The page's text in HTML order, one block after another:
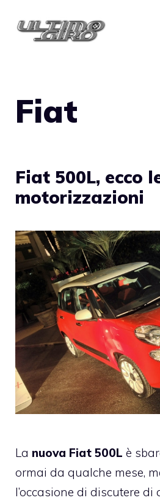
Fiat
Fiat 500L, ecco
motorizzazioni
La nuova Fiat 500L è
ormai da qualche mese,
l’occasione di discutere